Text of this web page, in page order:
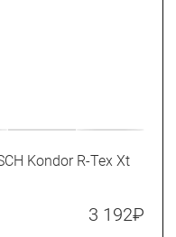
Kondor R-Tex Xt
3 192₽